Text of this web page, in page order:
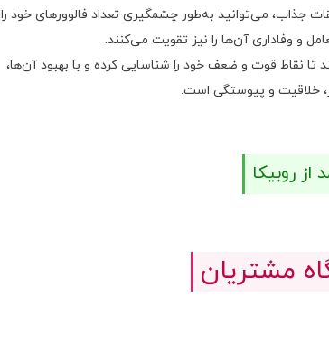
جذاب، می‌توانید به‌طور چشمگیری تعداد فالوورهای خود را
و وفاداری آن‌ها را نیز تقویت می‌کنند.
تا نقاط قوت و ضعف خود را شناسایی کرده و با بهبود آن‌ها،
خلاقیت و پیوستگی است.
روبیکا
مشتریان